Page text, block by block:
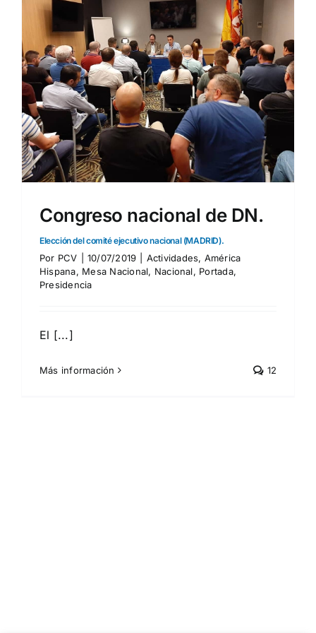
Congreso nacional de DN.
Elección del comité ejecutivo nacional (MADRID).
Por PCV 10/07/2019 Actividades, América
Hispana, Mesa Nacional, Nacional, Portada,
Presidencia
El [...]
Más información 12